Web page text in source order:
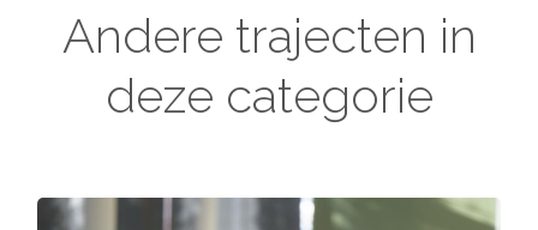
Andere trajecten in
deze categorie